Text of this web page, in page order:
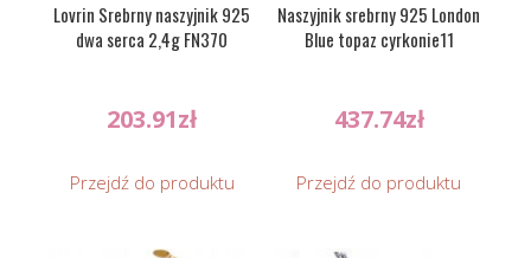
Lovrin Srebrny naszyjnik 925
dwa serca 2,4g FN370
203.91zł
Przejdź do produktu
Naszyjnik srebrny 925 London
Blue topaz cyrkonie11
437.74zł
Przejdź do produktu